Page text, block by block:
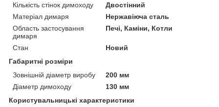
Кількість стінок димоходу
Двостінний
Матеріал димаря
Нержавіюча сталь
Область застосування
димаря
Печі, Каміни, Котли
Стан
Новий
Габаритні розміри
Зовнішній діаметр виробу
200 мм
Діаметр димоходу
130 мм
Користувальницькі характеристики